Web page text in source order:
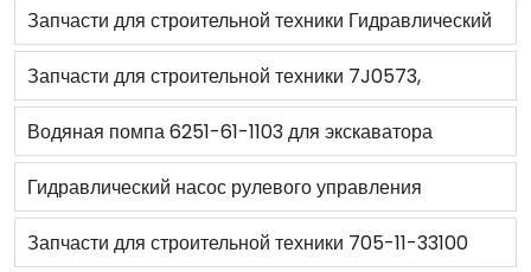
705-41-08090 для экскаватора PC40-7 и PC50UU-
2
Запчасти для строительной техники Гидравлический
шестеренный насос 705-61-28010 для бульдозера
D20A-6/7
Запчасти для строительной техники 7J0573,
гидравлические детали, патрон лопастного насоса
для 950 и D8K
Водяная помпа 6251-61-1103 для экскаватора
PC400-8
Гидравлический насос рулевого управления
1666726M91 для Трактора MF HD-025-YP
Запчасти для строительной техники 705-11-33100